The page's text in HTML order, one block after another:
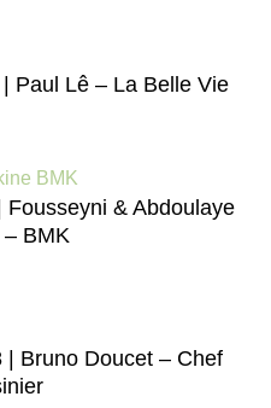
Paul Lê – La Belle Vie
& Abdoulaye
BMK
| Bruno Doucet – Chef